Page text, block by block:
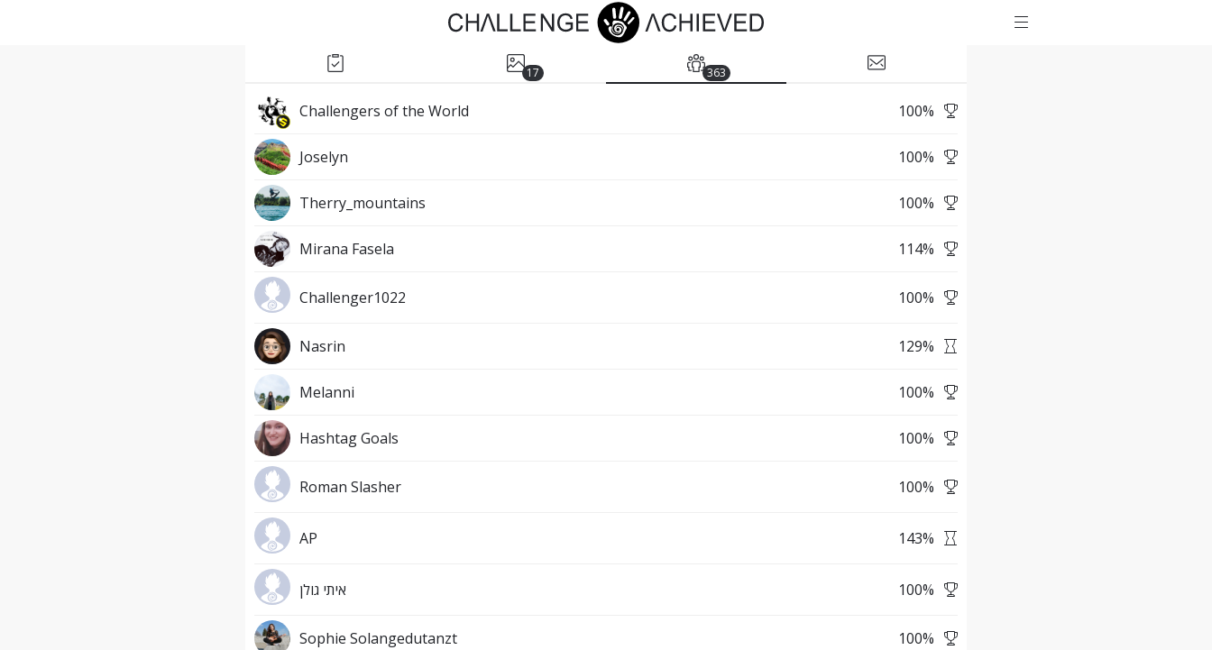
17 363
Challengers of the World 100%
Joselyn 100%
Therry_mountains 100%
Mirana Fasela 114%
Challenger1022 100%
Nasrin 129%
Melanni 100%
Hashtag Goals 100%
Roman Slasher 100%
AP 143%
איתי גולן 100%
Sophie Solangedutanzt 100%